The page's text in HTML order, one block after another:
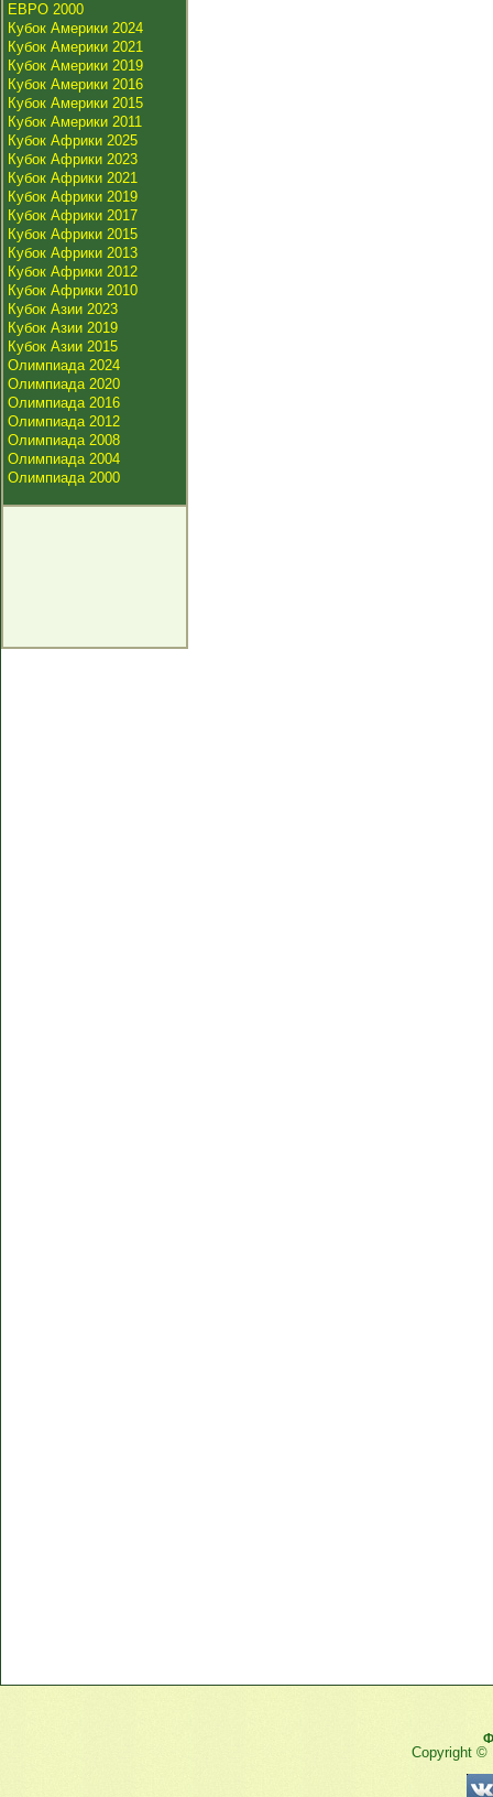
ЕВРО 2000
Кубок Америки 2024
Кубок Америки 2021
Кубок Америки 2019
Кубок Америки 2016
Кубок Америки 2015
Кубок Америки 2011
Кубок Африки 2025
Кубок Африки 2023
Кубок Африки 2021
Кубок Африки 2019
Кубок Африки 2017
Кубок Африки 2015
Кубок Африки 2013
Кубок Африки 2012
Кубок Африки 2010
Кубок Азии 2023
Кубок Азии 2019
Кубок Азии 2015
Олимпиада 2024
Олимпиада 2020
Олимпиада 2016
Олимпиада 2012
Олимпиада 2008
Олимпиада 2004
Олимпиада 2000
Copyright ©